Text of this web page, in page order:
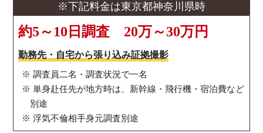
※下記料金は東京都神奈川県時
約5～10日調査 20万～30万円
勤務先・自宅から張り込み証拠撮影
調査員二名・調査状況で一名
単身赴任先が地方時は、新幹線・飛行機・宿泊費など
別途
浮気不倫相手身元調査別途